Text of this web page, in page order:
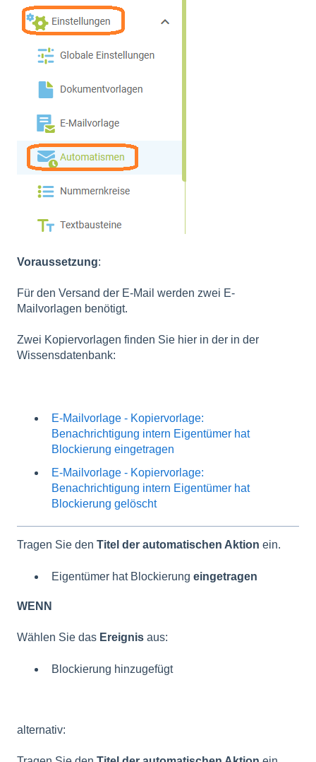
Voraussetzung:
Für den Versand der E-Mail werden zwei E-
Mailvorlagen benötigt.
Zwei Kopiervorlagen finden Sie hier in der in der
Wissensdatenbank:
E-Mailvorlage - Kopiervorlage:
Benachrichtigung intern Eigentümer hat
Blockierung eingetragen
E-Mailvorlage - Kopiervorlage:
Benachrichtigung intern Eigentümer hat
Blockierung gelöscht
Tragen Sie den Titel der automatischen Aktion ein.
Eigentümer hat Blockierung eingetragen
WEN N
Wählen Sie das Ereignis aus:
Blockierung hinzugefügt
alternativ: